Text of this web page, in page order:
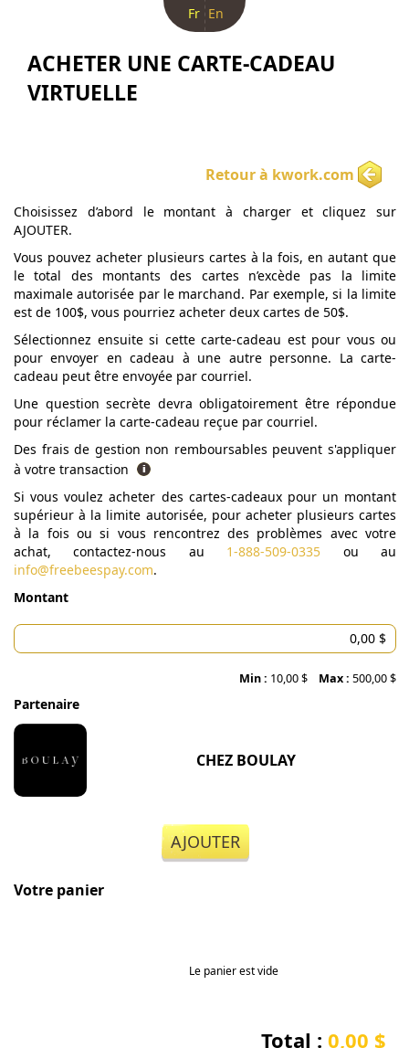
Fr En
ACHETER UNE CARTE-CADEAU
VIRTUELLE
Retour à kwork.com
Choisissez d’abord le montant à charger et cliquez sur
AJOUTER.
Vous pouvez acheter plusieurs cartes à la fois, en autant que
le total des montants des cartes n’excède pas la limite
maximale autorisée par le marchand. Par exemple, si la limite
est de 100$, vous pourriez acheter deux cartes de 50$.
Sélectionnez ensuite si cette carte-cadeau est pour vous ou
pour envoyer en cadeau à une autre personne. La carte-
cadeau peut être envoyée par courriel.
Une question secrète devra obligatoirement être répondue
pour réclamer la carte-cadeau reçue par courriel.
Des frais de gestion non remboursables peuvent s'appliquer
à votre transaction
Si vous voulez acheter des cartes-cadeaux pour un montant
supérieur à la limite autorisée, pour acheter plusieurs cartes
à la fois ou si vous rencontrez des problèmes avec votre
achat, contactez-nous au 1-888-509-0335 ou au
info@freebeespay.com.
Montant
Min : 10,00 $ Max : 500,00 $
Partenaire
CHEZ BOULAY
AJOUTER
Votre panier
Le panier est vide
Total : 0,00 $